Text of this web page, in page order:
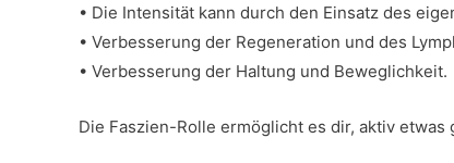
• Die Intensität kann durch den Einsatz des
• Verbesserung der Regeneration und des
• Verbesserung der Haltung und Beweglichkeit.
Die Faszien-Rolle ermöglicht es dir, aktiv